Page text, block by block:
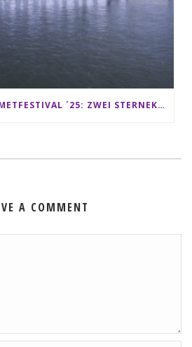
EXCELLENCE GOURMETFESTIVAL ´25: ZWEI STERNEKÖCHE ANTONIO GUIDA & DARIO MORESCO VERWÖHNEN IHRE GÄSTE AUF EINER LUXERIÖSEN SCHIFFSREISE
A COMMENT